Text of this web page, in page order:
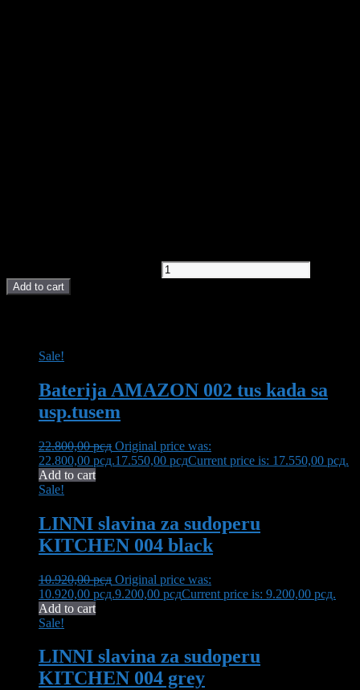
Add to cart
Sale!
Baterija AMAZON 002 tus kada sa
usp.tusem
22.800,00рсд Original price was:
22.800,00 рсд.17.550,00 рсдCurrent price is: 17.550,00 рсд.
Add to cart
Sale!
LINNI slavina za sudoperu
KITCHEN 004 black
10.920,00рсд Original price was:
10.920,00 рсд.9.200,00 рсдCurrent price is: 9.200,00 рсд.
Add to cart
Sale!
LINNI slavina za sudoperu
KITCHEN 004 grey